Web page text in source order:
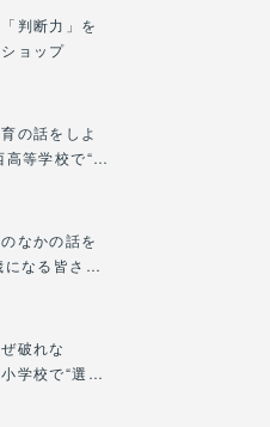
判断力」を
ョップ
の話をしよ
等学校で“…
なかの話を
になる皆さ…
破れな
学校で“選…